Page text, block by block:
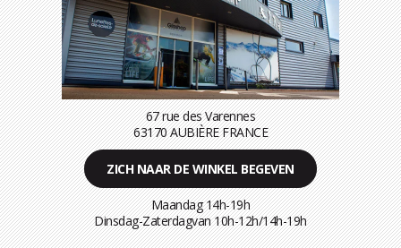
67 rue des Varennes
63170 AUBIÈRE FRANCE
ZICH NAAR DE WINKEL BEGEVEN
Maandag 14h-19h
Dinsdag-Zaterdagvan 10h-12h/14h-19h